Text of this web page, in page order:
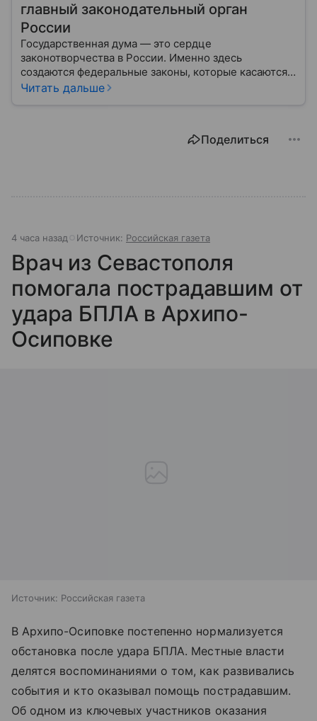
главный законодательный орган
России
Государственная дума — это сердце
законотворчества в России. Именно здесь
создаются федеральные законы, которые касаются
жизни каждого гражданина: от образования и
Читать дальше
Поделиться
4 часа назад Источник: Российская газета
Врач из Севастополя
помогала пострадавшим от
удара БПЛА в Архипо-
Осиповке
Источник: Российская газета
В Архипо-Осиповке постепенно нормализуется
обстановка после удара БПЛА. Местные власти
делятся воспоминаниями о том, как развивались
события и кто оказывал помощь пострадавшим.
Об одном из ключевых участников оказания